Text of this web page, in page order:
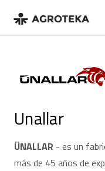
Unallar
ÜNALLAR - es un
más de 45 años de